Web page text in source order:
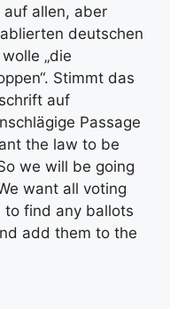
auf allen, aber
deutschen
„die
Stimmt das
auf
Passage
the law to be
we will be going
want all voting
to find any ballots
add them to the